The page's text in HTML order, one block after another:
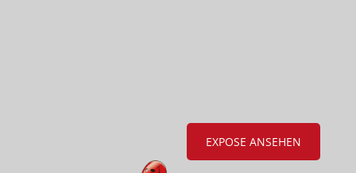
EXPOSE ANSEHEN